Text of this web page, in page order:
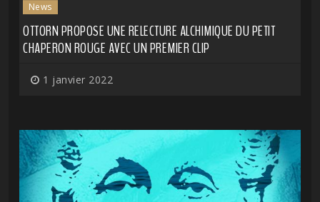
News
OTTORN PROPOSE UNE RELECTURE ALCHIMIQUE DU PETIT
CHAPERON ROUGE AVEC UN PREMIER CLIP
1 janvier 2022